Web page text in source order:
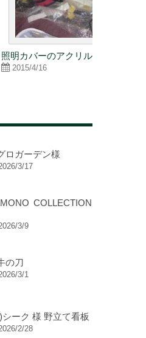
クリル板
ロガーデン様
3/17
COLLECTION
3/9
の刀
3/1
シーク 様 野立て看板
2/28